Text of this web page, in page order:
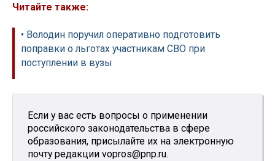
Читайте также:
• Володин поручил оперативно подготовить
поправки о льготах участникам СВО при
поступлении в вузы
Если у вас есть вопросы о применении
российского законодательства в сфере
образования, присылайте их на электронную
почту редакции vopros@pnp.ru.